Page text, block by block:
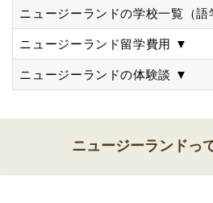
ニュージーランドの学校一覧（語
ニュージーランド留学費用 ▼
ニュージーランドの体験談 ▼
ニュージーランドっ